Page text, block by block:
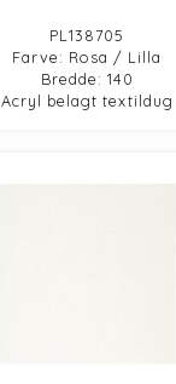
PL138705
Farve: Rosa / Lilla
Bredde: 140
Acryl belagt textildug